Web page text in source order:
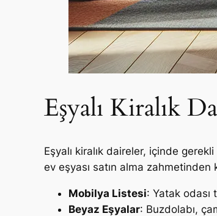
Eşyalı Kiralık
Eşyalı kiralık daireler, içinde
ev eşyası satın alma zahmetinden
Mobilya Listesi: Yatak odası
Beyaz Eşyalar: Buzdolabı,